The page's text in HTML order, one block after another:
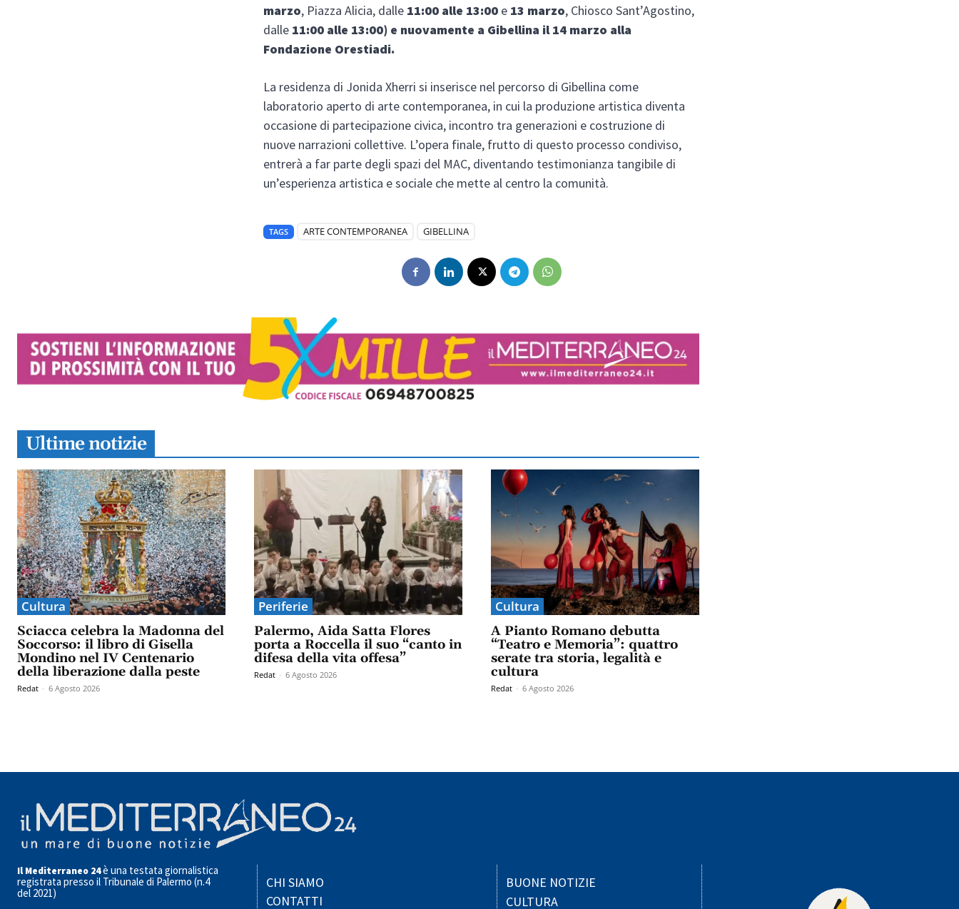
marzo, Piazza Alicia, dalle 11:00 alle 13:00 e 13 marzo, Chiosco Sant’Agostino,
dalle 11:00 alle 13:00) e nuovamente a Gibellina il 14 marzo alla
Fondazione Orestiadi.
La residenza di Jonida Xherri si inserisce nel percorso di Gibellina come
laboratorio aperto di arte contemporanea, in cui la produzione artistica diventa
occasione di partecipazione civica, incontro tra generazioni e costruzione di
nuove narrazioni collettive. L’opera finale, frutto di questo processo condiviso,
entrerà a far parte degli spazi del MAC, diventando testimonianza tangibile di
un’esperienza artistica e sociale che mette al centro la comunità.
TAGS ARTE CONTEMPORANEA GIBELLINA
Ultime notizie
Cultura
Sciacca celebra la Madonna del
Soccorso: il libro di Gisella
Mondino nel IV Centenario
della liberazione dalla peste
Redat - 6 Agosto 2026
Periferie
Palermo, Aida Satta Flores
porta a Roccella il suo “canto in
difesa della vita offesa”
Redat - 6 Agosto 2026
Cultura
A Pianto Romano debutta
“Teatro e Memoria”: quattro
serate tra storia, legalità e
cultura
Redat - 6 Agosto 2026
Il Mediterraneo 24è una testata giornalistica
registrata presso il Tribunale di Palermo (n.4
del 2021)
CHI SIAMO
CONTATTI
BUONE NOTIZIE
CULTURA